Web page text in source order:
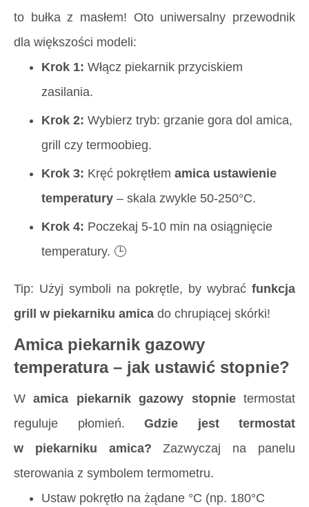
to bułka z masłem! Oto uniwersalny przewodnik
dla większości modeli:
Krok 1: Włącz piekarnik przyciskiem
zasilania.
Krok 2: Wybierz tryb: grzanie gora dol amica,
grill czy termoobieg.
Krok 3: Kręć pokrętłem amica ustawienie
temperatury – skala zwykle 50-250°C.
Krok 4: Poczekaj 5-10 min na osiągnięcie
temperatury. 🕒
Tip: Użyj symboli na pokrętle, by wybrać funkcja
grill w piekarniku amica do chrupiącej skórki!
Amica piekarnik gazowy
temperatura – jak ustawić stopnie?
Wamica piekarnik gazowy stopnietermostat
reguluje płomień. Gdzie jest termostat
w piekarniku amica? Zazwyczaj na panelu
sterowania z symbolem termometru.
Ustaw pokrętło na żądane °C (np. 180°C